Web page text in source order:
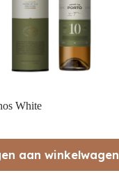
White
aan winkelwagen